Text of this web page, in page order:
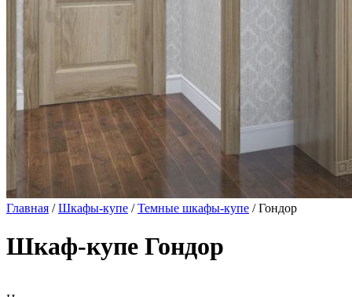
Главная /Шкафы-купе /Темные шкафы-купе / Гондор
Шкаф-купе Гондор